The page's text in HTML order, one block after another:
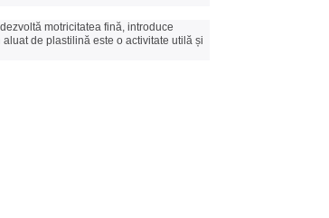
motricitatea fină, introduce
de plastilină este o activitate utilă și